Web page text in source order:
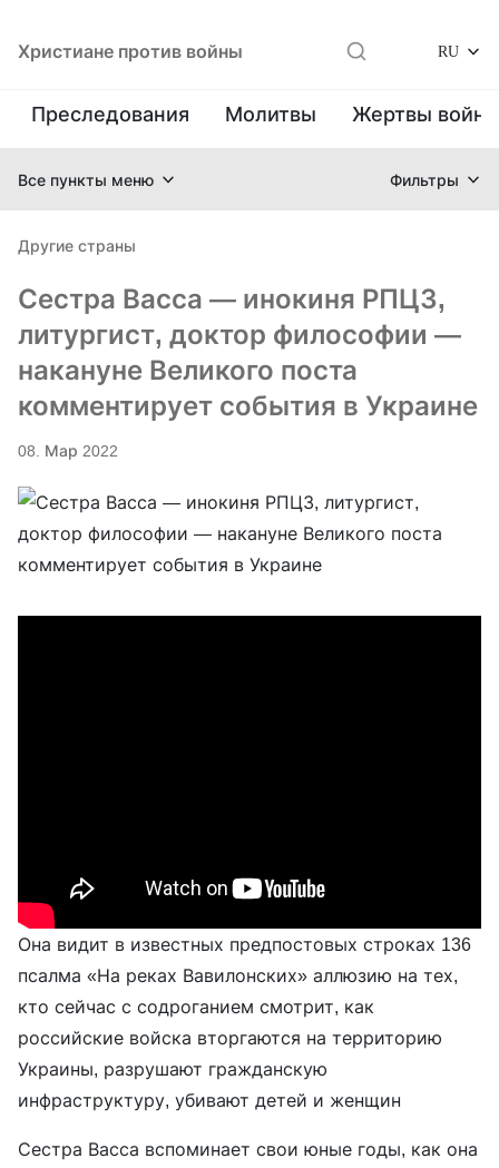
Христиане против войны RU
Преследования Молитвы Жертвы
Все пункты меню Фильтры
Другие страны
Сестра Васса — инокиня РПЦЗ,
литургист, доктор философии —
накануне Великого поста
комментирует события в Украине
08. Мар 2022
Она видит в известных предпостовых строках 136
псалма «На реках Вавилонских» аллюзию на тех,
кто сейчас с содроганием смотрит, как
российские войска вторгаются на территорию
Украины, разрушают гражданскую
инфраструктуру, убивают детей и женщин
Сестра Васса вспоминает свои юные годы, как она